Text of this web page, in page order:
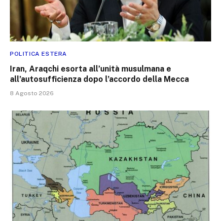
POLITICA ESTERA
Iran, Araqchi esorta all’unità musulmana e
all’autosufficienza dopo l’accordo della Mecca
8 Agosto 2026